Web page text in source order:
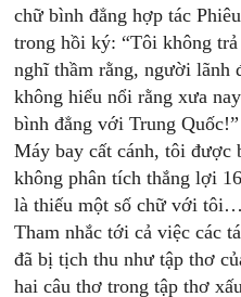
chữ bình đẳng hợp tác
trong hồi ký: “Tôi không
nghĩ thầm rằng, người lãnh
không hiểu nổi rằng xưa
bình đẳng với Trung
Máy bay cất cánh, tôi được
không phân tích thắng lợi
là thiếu một số chữ với
Tham nhắc tới cả việc các
đã bị tịch thu như tập thơ
hai câu thơ trong tập thơ